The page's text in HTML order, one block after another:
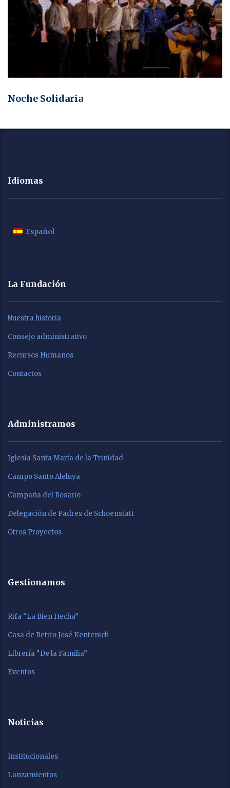
Noche Solidaria
Idiomas
Español
La Fundación
Nuestra historia
Consejo administrativo
Recursos Humanos
Contactos
Administramos
Iglesia Santa María de la Trinidad
Campo Santo Aleluya
Campaña del Rosario
Delegación de Padres de Schoenstatt
Otros Proyectos
Gestionamos
Rifa “La Bien Hecha”
Casa de Retiro José Kentenich
Librería “De la Familia”
Eventos
Noticias
Institucionales
Lanzamientos